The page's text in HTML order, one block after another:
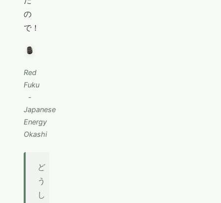
の
で！
Red
Fuku
-
Japanese
Energy
Okashi
ど
う
し